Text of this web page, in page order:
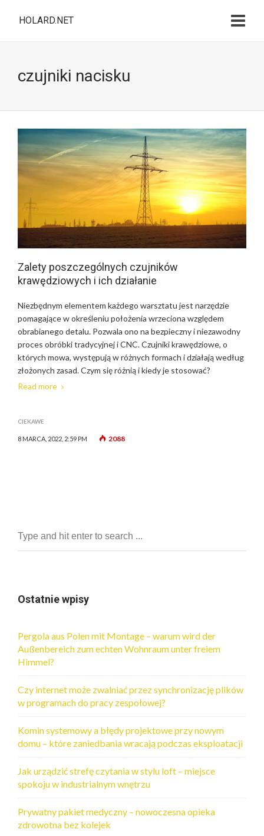
HOLARD.NET
czujniki nacisku
Zalety poszczególnych czujników
krawędziowych i ich działanie
Niezbędnym elementem każdego warsztatu jest narzędzie
pomagające w określeniu położenia wrzeciona względem
obrabianego detalu. Pozwala ono na bezpieczny i niezawodny
proces obróbki tradycyjnej i CNC. Czujniki krawędziowe, o
których mowa, występują w różnych formach i działają według
złożonych zasad. Czym się różnią i kiedy je stosować?
Read more
CIEKAWE
8 MARCA, 2022, 2:59 PM 2088
Ostatnie wpisy
Pergola aus Polen mit Montage – warum wird der
Außenbereich zum echten Wohnraum unter freiem
Himmel?
Czy internet może zwalniać przez synchronizację plików
w programach do pracy zespołowej?
Komin systemowy a błędy projektowe przy nowym
domu – które zaniedbania wracają podczas eksploatacji
Jak urządzić strefę czytania w stylu loft – miejsce
spokoju w industrialnym wnętrzu
Prywatny pakiet medyczny – nowoczesna opieka
zdrowotna bez kolejek